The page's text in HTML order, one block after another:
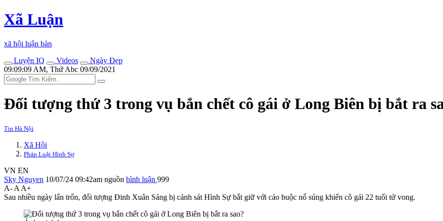
Xã Luận
xã hội luận bàn
Luyện IQ
Videos
Ngày Đẹp
09:09:09 AM, Thứ Abc 09/09/2021
Đối tượng thứ 3 trong vụ bắn chết cô gái ở Long Biên bị bắt ra
Tin Hà Nội
Xã Hội
Pháp Luật Hình Sự
VN EN
Sky Nguyen 10/07/24 09:42am nguồn bình luận 999
A- A A+
Sau nhiều ngày lẩn trốn, đối tượng Đinh Xuân Sáng bị cảnh sát Hình Sự bắt giữ với cáo buộc nổ súng khiến cô gái 22 tuổi t‌ử von‌g.